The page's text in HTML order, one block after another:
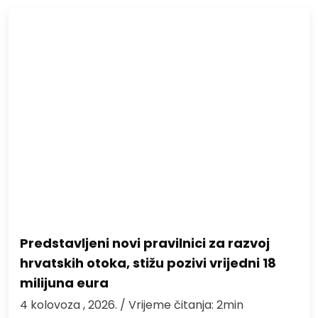
Predstavljeni novi pravilnici za razvoj
hrvatskih otoka, stižu pozivi vrijedni 18
milijuna eura
4 kolovoza , 2026. / Vrijeme čitanja: 2min